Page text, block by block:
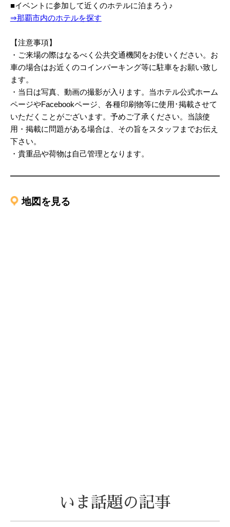
■イベントに参加して近くのホテルに泊まろう♪
⇒那覇市内のホテルを探す
【注意事項】
・ご来場の際はなるべく公共交通機関をお使いください。お
車の場合はお近くのコインパーキング等に駐車をお願い致し
ます。
・当日は写真、動画の撮影が入ります。当ホテル公式ホーム
ページやFacebookページ、各種印刷物等に使用･掲載させて
いただくことがございます。予めご了承ください。当該使
用・掲載に問題がある場合は、その旨をスタッフまでお伝え
下さい。
・貴重品や荷物は自己管理となります。
地図を見る
いま話題の記事